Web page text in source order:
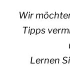
Wir
Tipps
Lernen